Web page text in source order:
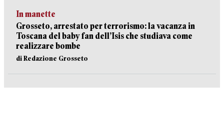
In manette
Grosseto, arrestato per terrorismo: la vacanza in
Toscana del baby fan dell’Isis che studiava come
realizzare bombe
di Redazione Grosseto